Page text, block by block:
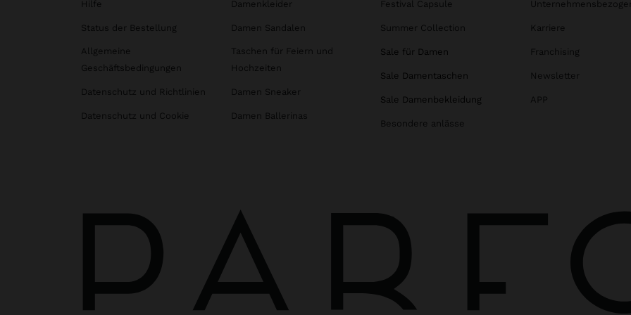
Hilfe
Status der Bestellung
Allgemeine
Geschäftsbedingungen
Datenschutz und Richtlinien
Datenschutz und Cookie
Damenkleider
Damen Sandalen
Taschen für Feiern und
Hochzeiten
Damen Sneaker
Damen Ballerinas
Festival Capsule
Summer Collection
Sale für Damen
Sale Damentaschen
Sale Damenbekleidung
Besondere anlässe
Karriere
Franchising
Newsletter
APP